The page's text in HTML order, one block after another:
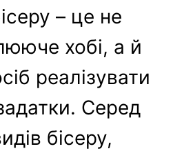
– це не
хобі, а й
реалізувати
Серед
бісеру,